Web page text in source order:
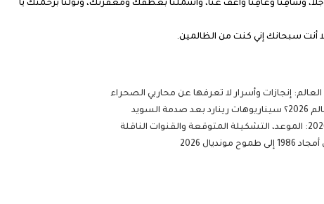
وشافِنا وعافِنا واعف عنا، واشملنا بعطفك ومغفرتك، وتولنا برحمتك يا
إلا أنت سبحانك إني كنت من الظالمين.
إنجازات وأسرار لا تعرفها عن محاربي الصحراء
2026